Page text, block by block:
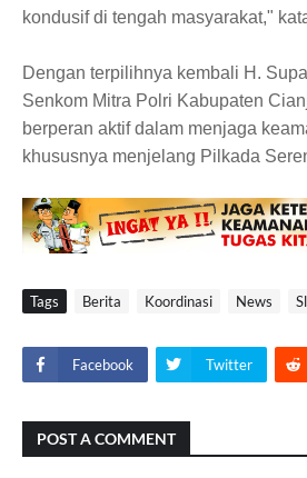
kondusif di tengah masyarakat,"
Dengan terpilihnya kembali H.
Senkom Mitra Polri Kabupaten
berperan aktif dalam menjaga
khususnya menjelang Pilkada
Tags Berita Koordinasi News
Facebook Twitter
POST A COMMENT